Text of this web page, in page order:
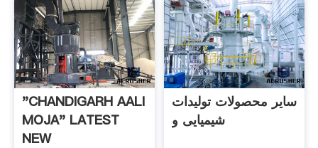
"CHANDIGARH AALI
MOJA" LATEST
NEW
سایر محصولات تولیدات
شیمیایی و